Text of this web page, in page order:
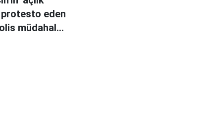
protesto eden
müdahale